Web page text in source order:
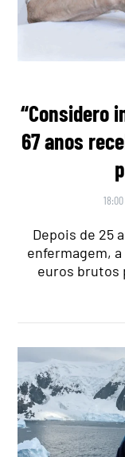
“Considero
67 anos
Depois de 25
enfermagem,
euros brutos